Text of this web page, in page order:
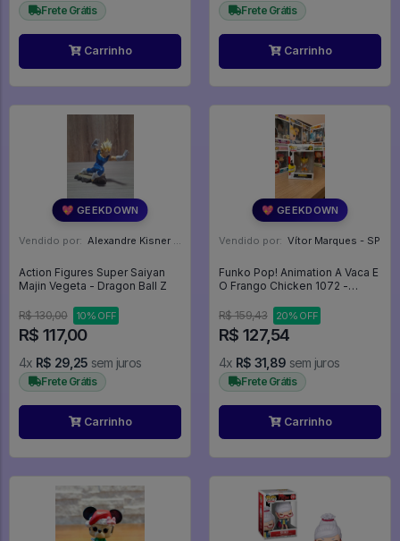
Frete Grátis
Carrinho
Frete Grátis
Carrinho
💖 GEEKDOWN
Vendido por: Alexandre Kisner - PR
Action Figures Super Saiyan
Majin Vegeta - Dragon Ball Z
R$ 130,00 10% OFF
R$ 117,00
4x R$ 29,25 sem juros
Frete Grátis
Carrinho
💖 GEEKDOWN
Vendido por: Vítor Marques - SP
Funko Pop! Animation A Vaca E
O Frango Chicken 1072 -
R$ 159,43
20% OFF
R$ 127,54
4x R$ 31,89 sem juros
Frete Grátis
Carrinho